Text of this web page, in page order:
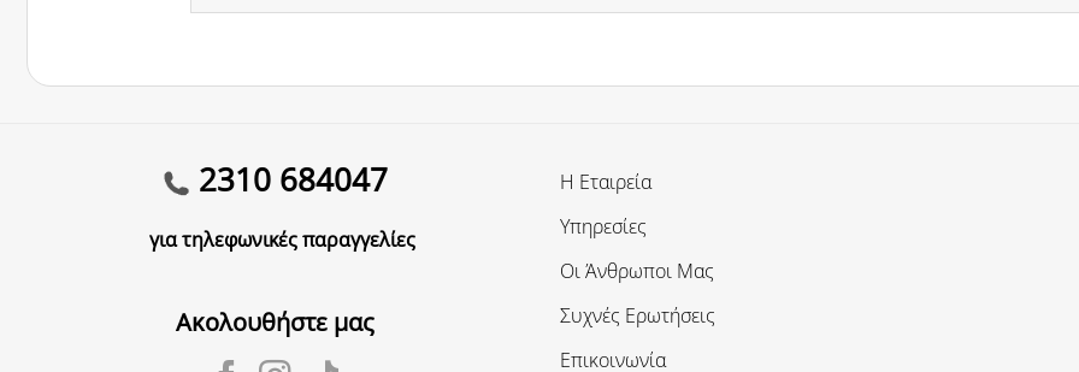
2310 684047
για τηλεφωνικές παραγγελίες
Ακολουθήστε μας
Η Εταιρεία
Υπηρεσίες
Οι Άνθρωποι Μας
Συχνές Ερωτήσεις
Επικοινωνία